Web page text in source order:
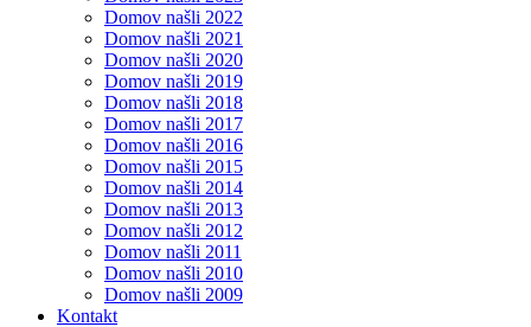
Domov našli 2022
Domov našli 2021
Domov našli 2020
Domov našli 2019
Domov našli 2018
Domov našli 2017
Domov našli 2016
Domov našli 2015
Domov našli 2014
Domov našli 2013
Domov našli 2012
Domov našli 2011
Domov našli 2010
Domov našli 2009
Kontakt